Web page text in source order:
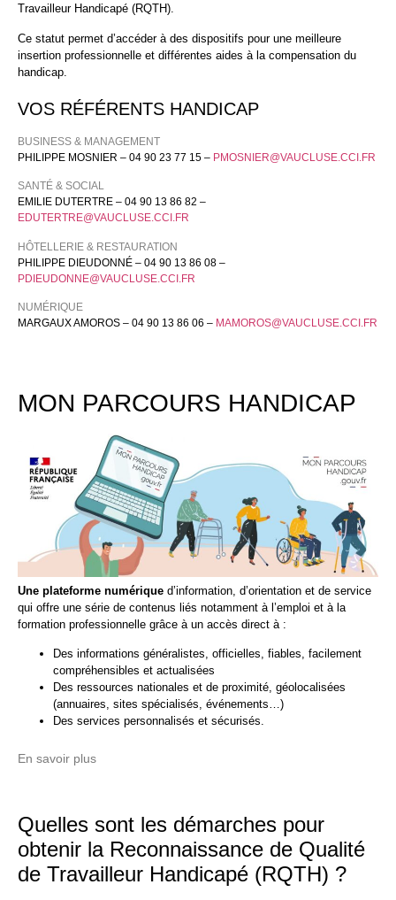
Travailleur Handicapé (RQTH).
Ce statut permet d’accéder à des dispositifs pour une meilleure
insertion professionnelle et différentes aides à la compensation du
handicap.
VOS RÉFÉRENTS HANDICAP
BUSINESS & MANAGEMENT
PHILIPPE MOSNIER – 04 90 23 77 15 – PMOSNIER@VAUCLUSE.CCI.FR
SANTÉ & SOCIAL
EMILIE DUTERTRE – 04 90 13 86 82 –
EDUTERTRE@VAUCLUSE.CCI.FR
HÔTELLERIE & RESTAURATION
PHILIPPE DIEUDONNÉ – 04 90 13 86 08 –
PDIEUDONNE@VAUCLUSE.CCI.FR
NUMÉRIQUE
MARGAUX AMOROS – 04 90 13 86 06 – MAMOROS@VAUCLUSE.CCI.FR
MON PARCOURS HANDICAP
Une plateforme numérique d’information, d’orientation et de service
qui offre une série de contenus liés notamment à l’emploi et à la
formation professionnelle grâce à un accès direct à :
Des informations généralistes, officielles, fiables, facilement
compréhensibles et actualisées
Des ressources nationales et de proximité, géolocalisées
(annuaires, sites spécialisés, événements…)
Des services personnalisés et sécurisés.
En savoir plus
Quelles sont les démarches pour
obtenir la Reconnaissance de Qualité
de Travailleur Handicapé (RQTH) ?